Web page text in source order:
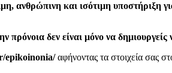
ανθρώπινη και ισότιμη υποστήριξη
πρόνοια δεν είναι μόνο να
epikoinonia/αφήνοντας τα στοιχεία σας